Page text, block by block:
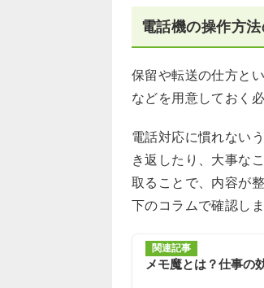
電話機の操作方
保留や転送の仕方と
などを用意しておく
電話対応に慣れない
き返したり、大事な
取ることで、内容が
下のコラムで確認しま
関連記事
メモ魔とは？仕事の